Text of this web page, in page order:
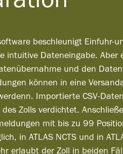
beschleunigt Einfuhr-
intuitive Dateneingabe. Aber
und den
können in eine
Importierte CSV-
Zolls verdichtet.
mit bis zu 99
in ATLAS NCTS und in
erlaubt der Zoll in beiden